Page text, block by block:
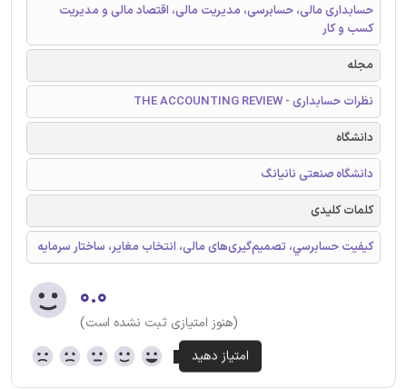
حسابداری مالی، حسابرسی، مدیریت مالی، اقتصاد مالی و مدیریت
کسب و کار
مجله
نظرات حسابداری - THE ACCOUNTING REVIEW
دانشگاه
دانشگاه صنعتی نانیانگ
کلمات کلیدی
کیفیت حسابرسي، تصمیم‌گیری‌های مالی، انتخاب مغاير، ساختار سرمایه
۰.۰
(هنوز امتیازی ثبت نشده است)